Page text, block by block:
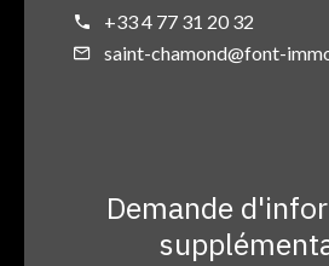
+33 4 77 31 20 32
saint-chamond@font-
Demande